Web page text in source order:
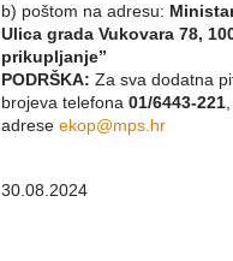
b) poštom na adresu:
Ulica grada Vukovara 78,
prikupljanje”
PODRŠKA: Za sva dodatna
brojeva telefona 01/6443-221
adrese ekop@mps.hr
30.08.2024